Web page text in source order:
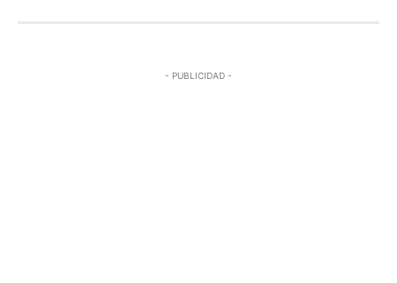
- PUBLICIDAD -